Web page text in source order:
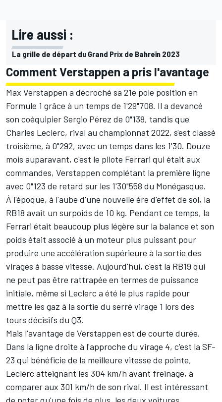
Lire aussi :
La grille de départ du Grand Prix de Bahreïn 2023
Comment Verstappen a pris l'avantage
Max Verstappen a décroché sa 21e pole position en
Formule 1 grâce à un temps de 1'29"708. Il a devancé
son coéquipierSergio Pérez de 0"138, tandis que
Charles Leclerc, rival au championnat 2022, s'est classé
troisième, à 0"292, avec un temps dans les 1'30. Douze
mois auparavant, c'est le pilote Ferrari qui était aux
commandes, Verstappen complétant la première ligne
avec 0"123 de retard sur les 1'30"558 du Monégasque.
À l'époque, à l'aube d'une nouvelle ère d'effet de sol, la
RB18 avait un surpoids de 10 kg. Pendant ce temps, la
Ferrari était beaucoup plus légère sur la balance et son
poids était associé à un moteur plus puissant pour
produire une accélération supérieure à la sortie des
virages à basse vitesse. Aujourd'hui, c'est la RB19 qui
ne peut pas être rattrapée en termes de puissance
initiale, même si Leclerc a été le plus rapide pour
mettre les gaz à la sortie du serré virage 1 lors des
tours décisifs du Q3.
Mais l'avantage de Verstappen est de courte durée.
Dans la ligne droite à l'approche du virage 4, c'est la SF-
23 qui bénéficie de la meilleure vitesse de pointe,
Leclerc atteignant les 304 km/h avant freinage, à
comparer aux 301 km/h de son rival. Il est intéressant